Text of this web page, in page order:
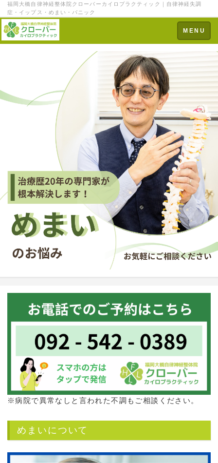
福岡大橋自律神経整体院クローバーカイロプラクティック｜自律神経失調
症・イップス・めまい・パニック
Toggle
navigation
MENU
※病院で異常なしと言われた不調もご相談ください。
めまいについて